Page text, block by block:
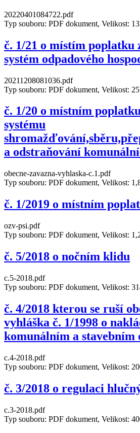
20220401084722.pdf
Typ souboru: PDF dokument, Velikost:
č. 1/21 o místím poplatku
systém odpadového
20211208081036.pdf
Typ souboru: PDF dokument, Velikost:
č. 1/20 o místním
systému
a odstraňování
obecne-zavazna-vyhlaska-c.1.pdf
Typ souboru: PDF dokument, Velikost:
č. 1/2019 o místním
ozv-psi.pdf
Typ souboru: PDF dokument, Velikost:
č. 5/2018 o nočním klidu
c.5-2018.pdf
Typ souboru: PDF dokument, Velikost:
č. 4/2018 kterou se ruší
vyhláška č. 1/1998 o
komunálním a stavebním
c.4-2018.pdf
Typ souboru: PDF dokument, Velikost:
č. 3/2018 o regulaci
c.3-2018.pdf
Typ souboru: PDF dokument, Velikost: